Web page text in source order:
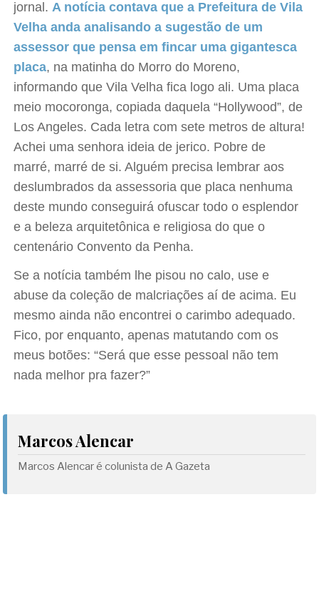
jornal.A notícia contava que a Prefeitura de Vila
Velha anda analisando a sugestão de um
assessor que pensa em fincar uma gigantesca
placa, na matinha do Morro do Moreno,
informando que Vila Velha fica logo ali. Uma placa
meio mocoronga, copiada daquela “Hollywood”, de
Los Angeles. Cada letra com sete metros de altura!
Achei uma senhora ideia de jerico. Pobre de
marré, marré de si. Alguém precisa lembrar aos
deslumbrados da assessoria que placa nenhuma
deste mundo conseguirá ofuscar todo o esplendor
e a beleza arquitetônica e religiosa do que o
centenário Convento da Penha.
Se a notícia também lhe pisou no calo, use e
abuse da coleção de malcriações aí de acima. Eu
mesmo ainda não encontrei o carimbo adequado.
Fico, por enquanto, apenas matutando com os
meus botões: “Será que esse pessoal não tem
nada melhor pra fazer?”
Marcos Alencar
Marcos Alencar é colunista de A Gazeta